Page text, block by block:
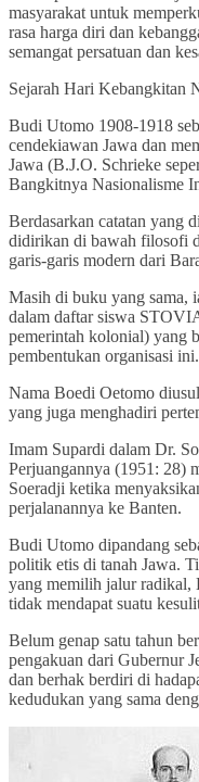
masyarakat untuk
rasa harga diri dan
semangat persatuan dan
Sejarah Hari Kebangkitan
Budi Utomo 1908-1918
cendekiawan Jawa dan
Jawa (B.J.O. Schrieke
Bangkitnya Nasionalisme
Berdasarkan catatan yang
didirikan di bawah filosofi
garis-garis modern dari
Masih di buku yang sama,
dalam daftar siswa
pemerintah kolonial) yang
pembentukan organisasi ini.
Nama Boedi Oetomo
yang juga menghadiri
Imam Supardi dalam Dr.
Perjuangannya (1951: 28)
Soeradji ketika
perjalanannya ke Banten.
Budi Utomo dipandang
politik etis di tanah Jawa.
yang memilih jalur radikal,
tidak mendapat suatu
Belum genap satu tahun
pengakuan dari Gubernur
dan berhak berdiri di
kedudukan yang sama